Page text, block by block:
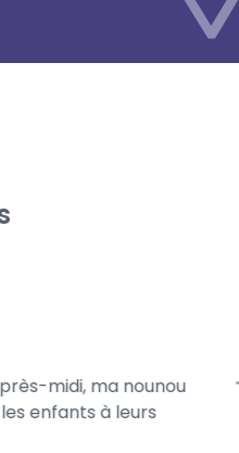
midi, ma nounou
enfants à leurs